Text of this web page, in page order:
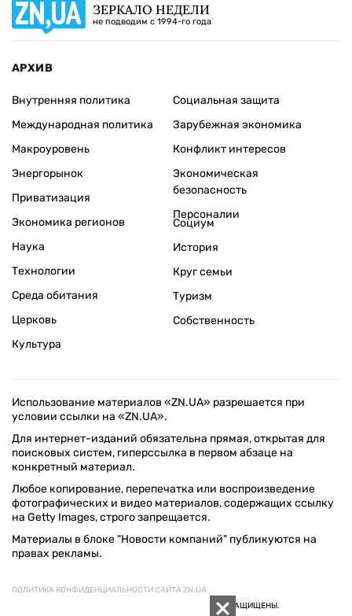
ЗЕРКАЛО НЕДЕЛИ
не подводим с 1994-го года
АРХИВ
Внутренняя политика
Международная политика
Макроуровень
Энергорынок
Приватизация
Экономика регионов
Социальная защита
Зарубежная экономика
Конфликт интересов
Экономическая
безопасность
Персоналии
Наука
Технологии
Среда обитания
Церковь
Культура
Социум
История
Круг семьи
Туризм
Собственность
Использование материалов «ZN.UA» разрешается при
условии ссылки на «ZN.UA».
Для интернет-изданий обязательна прямая, открытая для
поисковых систем, гиперссылка в первом абзаце на
конкретный материал.
Любое копирование, перепечатка или воспроизведение
фотографических и видео материалов, содержащих ссылку
на Getty Images, строго запрещается.
Материалы в блоке "Новости компаний" публикуются на
правах рекламы.
ПОЛИТИКА КОНФИДЕНЦИАЛЬНОСТИ САЙТА ZN.UA
© 1994–2026 «ЗЕРКАЛО НЕДЕЛИ. УКРАИНА». ВСЕ ПРАВА ЗАЩИЩЕНЫ.